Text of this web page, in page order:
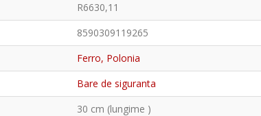
R6630,11
8590309119265
Ferro, Polonia
Bare de siguranta
30 cm (lungime )